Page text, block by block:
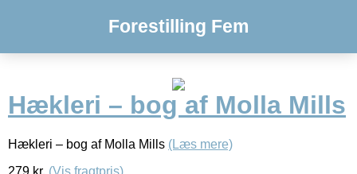
Forestilling Fem
Hækleri – bog af Molla Mills
Hækleri – bog af Molla Mills (Læs mere)
279 kr. (Vis fragtpris)